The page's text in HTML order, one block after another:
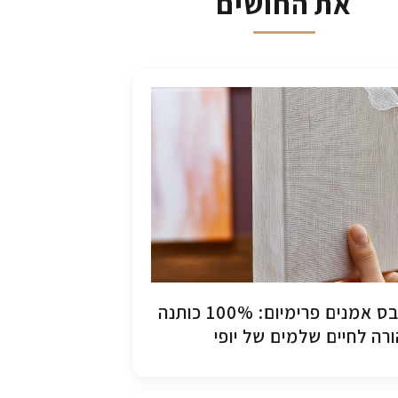
קנבס אמנים פרימיום: 100% כותנה
לחיים שלמים של יופי